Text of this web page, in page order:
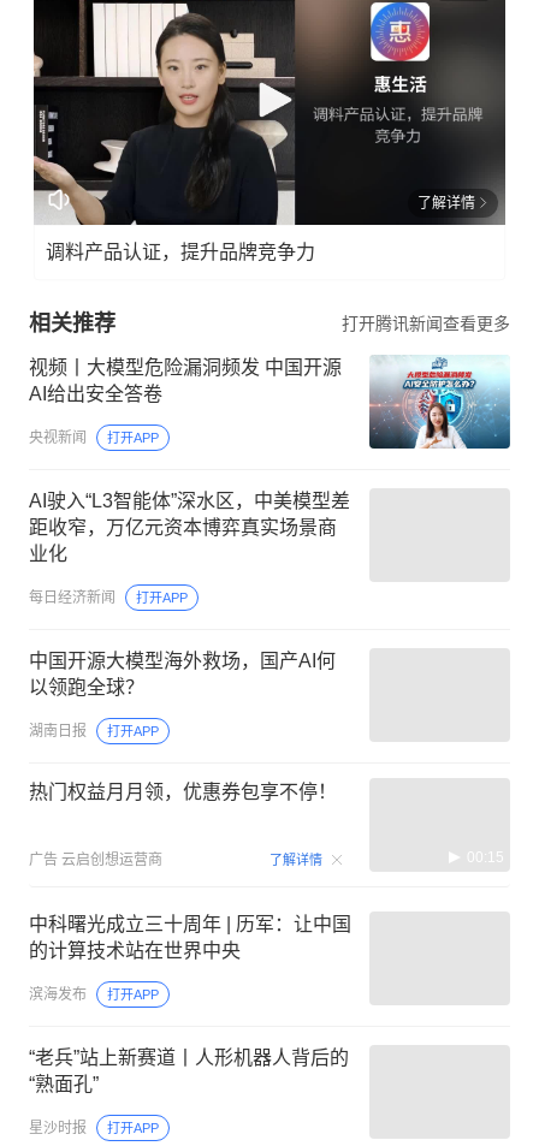
了解详情
调料产品认证，提升品牌竞争力
相关推荐 打开腾讯新闻查看更多
视频丨大模型危险漏洞频发 中国开源
AI给出安全答卷
央视新闻 打开APP
AI驶入“L3智能体”深水区，中美模型差
距收窄，万亿元资本博弈真实场景商
业化
每日经济新闻 打开APP
中国开源大模型海外救场，国产AI何
以领跑全球？
湖南日报 打开APP
热门权益月月领，优惠券包享不停！
广告 云启创想运营商 了解详情 00:15
中科曙光成立三十周年 | 历军：让中国
的计算技术站在世界中央
滨海发布 打开APP
“老兵”站上新赛道丨人形机器人背后的
“熟面孔”
星沙时报 打开APP